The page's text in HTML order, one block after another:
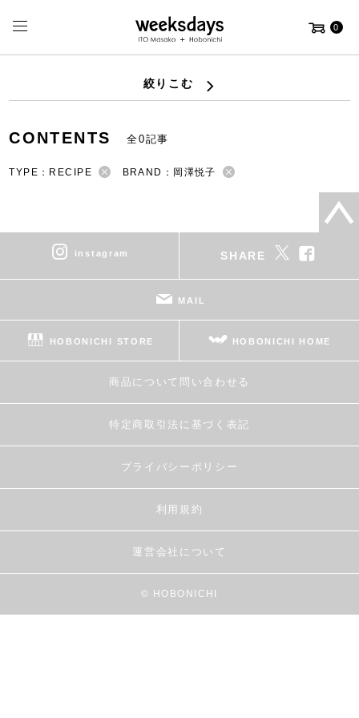
0
絞りこむ
CONTENTS 全0記事
TYPE：RECIPE BRAND：岡澤悦子
instagram SHARE
MAIL
HOBONICHI STORE HOBONICHI HOME
商品について問い合わせる
特定商取引法に基づく表記
プライバシーポリシー
利用規約
運営会社について
© HOBONICHI